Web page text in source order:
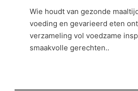
Wie houdt van gezonde
voeding en gevarieerd eten
verzameling vol voedzame
smaakvolle gerechten..